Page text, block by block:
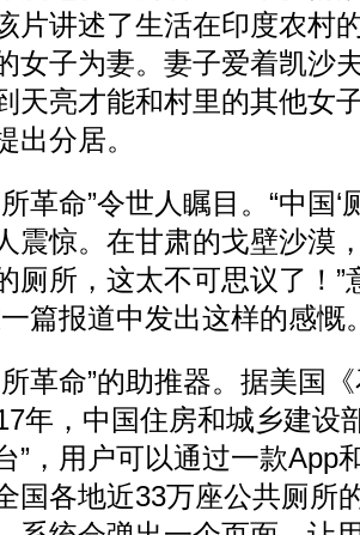
片讲述了生活在印度农村
女子为妻。妻子爱着凯沙
天亮才能和村里的其他女
出分居。
革命”令世人瞩目。“中国‘
震惊。在甘肃的戈壁沙漠
厕所，这太不可思议了！”
篇报道中发出这样的感慨
革命”的助推器。据美国
年，中国住房和城乡建设
”，用户可以通过一款App
国各地近33万座公共厕所